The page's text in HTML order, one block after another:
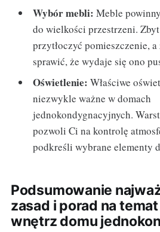
Wybór mebli: Meble
do wielkości przestrzeni.
przytłoczyć pomieszczenie, a
sprawić, że wydaje się ono
Oświetlenie: Właściwe
niezwykle ważne w domach
jednokondygnacyjnych.
pozwoli Ci na kontrolę
podkreśli wybrane elementy
Podsumowanie
zasad i porad na
wnętrz domu